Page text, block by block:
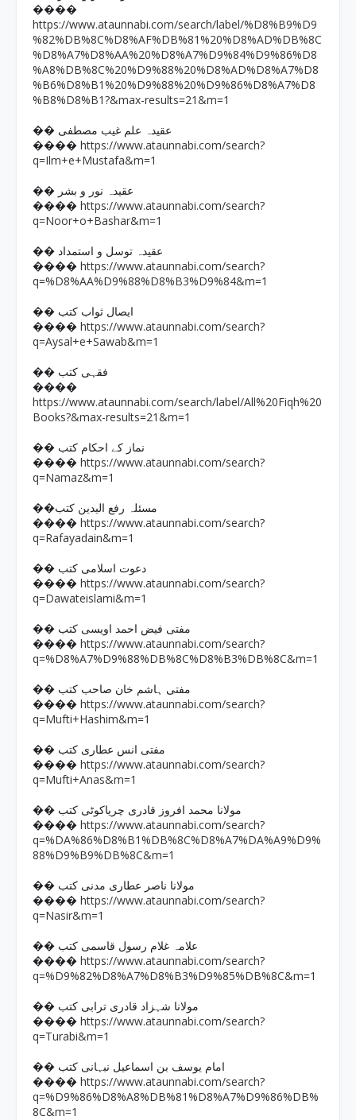
����
https://www.ataunnabi.com/search/label/%D8%B9%D9
%82%DB%8C%D8%AF%DB%81%20%D8%AD%DB%8C
%D8%A7%D8%AA%20%D8%A7%D9%84%D9%86%D8
%A8%DB%8C%20%D9%88%20%D8%AD%D8%A7%D8
%B6%D8%B1%20%D9%88%20%D9%86%D8%A7%D8
%B8%D8%B1?&max-results=21&m=1
�� عقیدہ علم غیب مصطفی
���� https://www.ataunnabi.com/search?
q=Ilm+e+Mustafa&m=1
�� عقیدہ نور و بشر
���� https://www.ataunnabi.com/search?
q=Noor+o+Bashar&m=1
�� عقیدہ توسل و استمداد
���� https://www.ataunnabi.com/search?
q=%D8%AA%D9%88%D8%B3%D9%84&m=1
�� ایصال ثواب کتب
���� https://www.ataunnabi.com/search?
q=Aysal+e+Sawab&m=1
�� فقہی کتب
����
https://www.ataunnabi.com/search/label/All%20Fiqh%20
Books?&max-results=21&m=1
�� نماز کے احکام کتب
���� https://www.ataunnabi.com/search?
q=Namaz&m=1
��مسئلہ رفع الیدین کتب
���� https://www.ataunnabi.com/search?
q=Rafayadain&m=1
�� دعوت اسلامی کتب
���� https://www.ataunnabi.com/search?
q=Dawateislami&m=1
�� مفتی فیض احمد اویسی کتب
���� https://www.ataunnabi.com/search?
q=%D8%A7%D9%88%DB%8C%D8%B3%DB%8C&m=1
�� مفتی ہاشم خان صاحب کتب
���� https://www.ataunnabi.com/search?
q=Mufti+Hashim&m=1
�� مفتی انس عطاری کتب
���� https://www.ataunnabi.com/search?
q=Mufti+Anas&m=1
�� مولانا محمد افروز قادری چریاکوٹی کتب
���� https://www.ataunnabi.com/search?
q=%DA%86%D8%B1%DB%8C%D8%A7%DA%A9%D9%
88%D9%B9%DB%8C&m=1
�� مولانا ناصر عطاری مدنی کتب
���� https://www.ataunnabi.com/search?
q=Nasir&m=1
�� علامہ غلام رسول قاسمی کتب
���� https://www.ataunnabi.com/search?
q=%D9%82%D8%A7%D8%B3%D9%85%DB%8C&m=1
�� مولانا شہزاد قادری ترابی کتب
���� https://www.ataunnabi.com/search?
q=Turabi&m=1
�� امام یوسف بن اسماعیل نبہانی کتب
���� https://www.ataunnabi.com/search?
q=%D9%86%D8%A8%DB%81%D8%A7%D9%86%DB%
8C&m=1